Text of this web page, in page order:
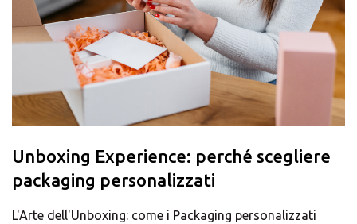
Unboxing Experience: perché scegliere
packaging personalizzati
L'Arte dell'Unboxing: come i Packaging personalizzati
Europe
ROW
Inserisci il CAP o l'indirizzo
Cerchi un'alternativa?